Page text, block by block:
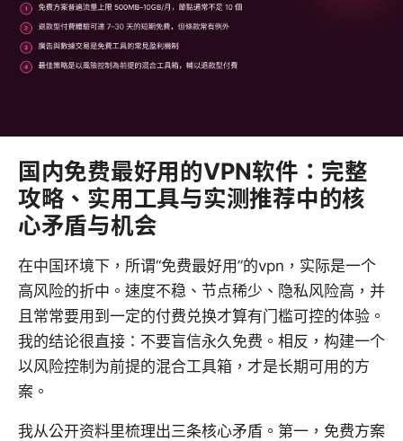
国内免费最好用的VPN软件：完整
攻略、实用工具与实测推荐中的核
心矛盾与机会
在中国环境下，所谓“免费最好用”的vpn，实际是一个
高风险的折中。速度不稳、节点稀少、隐私风险高，并
且常常要用到一定的付费兑换才算有门槛可控的体验。
我的结论很直接：不要盲信永久免费。相反，构建一个
以风险控制为前提的混合工具箱，才是长期可用的方
案。
我从公开资料里梳理出三条核心矛盾。第一，免费方案